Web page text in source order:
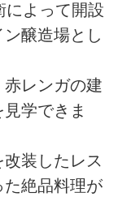
によって開設
醸造場とし
赤レンガの建
学できま
装したレス
た絶品料理が